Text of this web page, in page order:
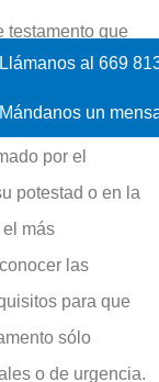
testamento que
el testamento es
por el
potestad o en la
más
las
para que
sólo
o de urgencia.
Llámanos al 669
Mándanos un